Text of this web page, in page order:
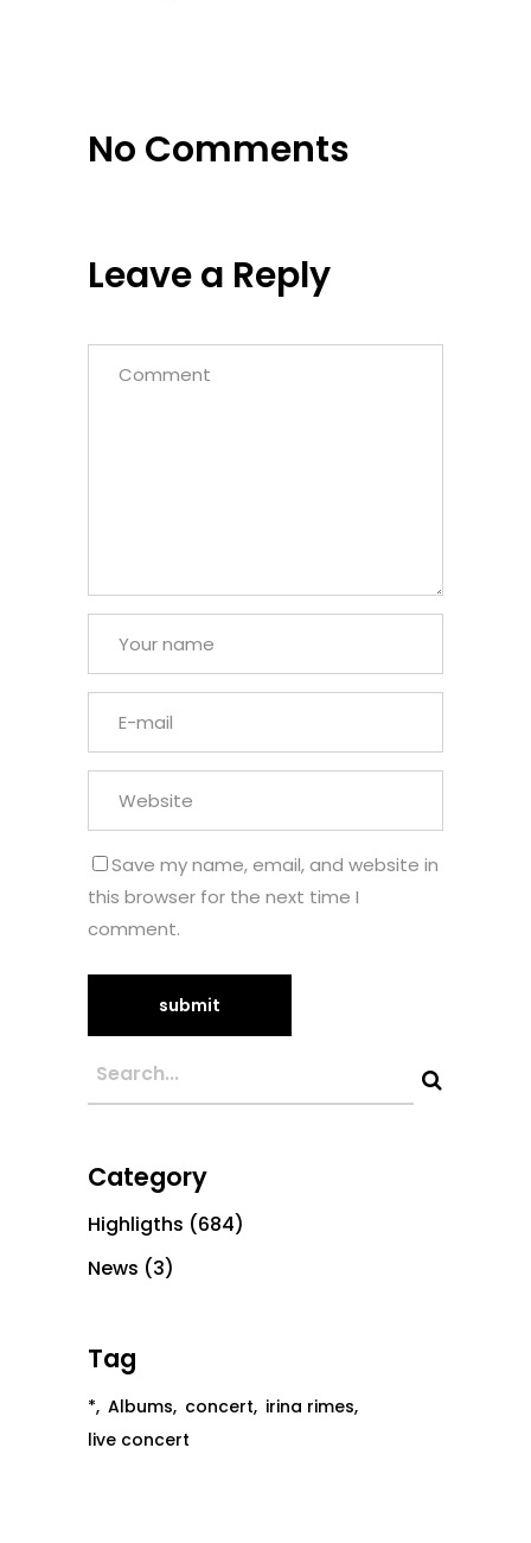
No Comments
Leave a Reply
Save my name, email, and website in
this browser for the next time I
comment.
Category
Highligths (684)
News (3)
Tag
* Albums concert irina rimes
live concert